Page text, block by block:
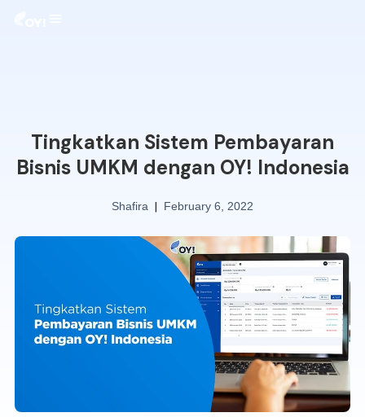
Tingkatkan Sistem Pembayaran
Bisnis UMKM dengan OY! Indonesia
Shafira | February 6, 2022